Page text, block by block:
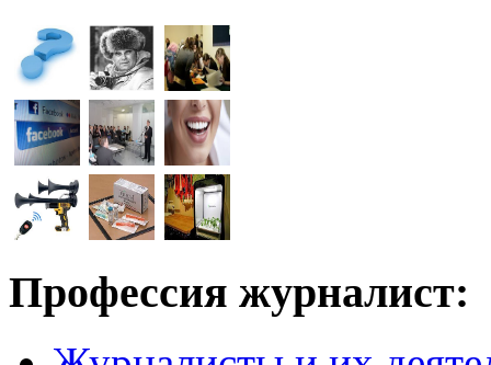
Профессия журналист: